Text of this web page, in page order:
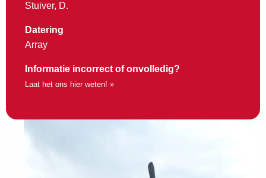
Stuiver, D.
Datering
Array
Informatie incorrect of onvolledig?
Laat het ons hier weten! »